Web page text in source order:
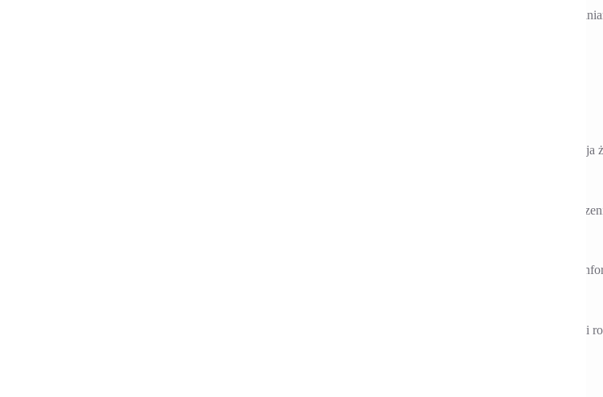
W dzielnicy Prenzlauer Berg TV Polonia kręci z
Psycholog Katarzyna Meinert mówi na temat „Moja
Informatyk Jolanta Biller przedstawia metody
Stowarzyszenie prezentuje się na własnym stanowisku
Anna Royon-Weigelt mówi na temat „Praca zawodowa i